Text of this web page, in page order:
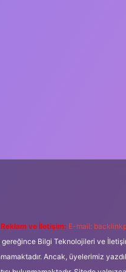
Reklam ve İletişim: E-mail:
gereğince Bilgi Teknolojileri ve
Ancak, üyelerimiz